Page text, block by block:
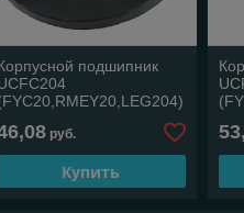
подшипник
руб.
Купить